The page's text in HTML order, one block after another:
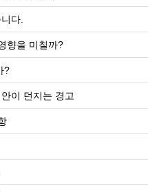
다.
향을 미칠까?
?
이 던지는 경고